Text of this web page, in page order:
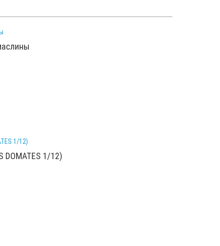
DOMATES 1/12)